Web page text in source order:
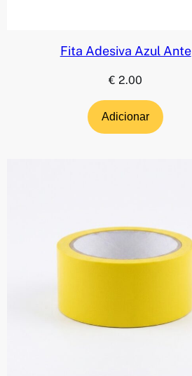
Fita Adesiva Azul Ante
€ 2.00
Adicionar